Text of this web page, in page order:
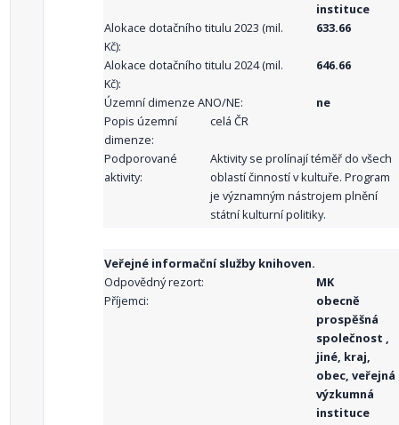
instituce
Alokace dotačního titulu 2023 (mil.
Kč):
633.66
Alokace dotačního titulu 2024 (mil.
Kč):
646.66
Územní dimenze ANO/NE:
ne
Popis územní
dimenze:
celá ČR
Podporované
aktivity:
Aktivity se prolínají téměř do všech
oblastí činností v kultuře. Program
je významným nástrojem plnění
státní kulturní politiky.
Veřejné informační služby knihoven.
Odpovědný rezort:
MK
Příjemci:
obecně
prospěšná
společnost ,
jiné, kraj,
obec, veřejná
výzkumná
instituce